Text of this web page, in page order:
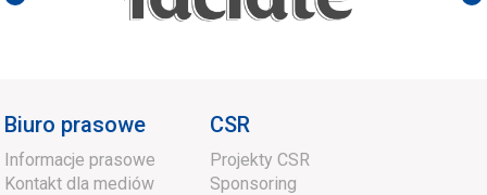
Biuro prasowe
Informacje prasowe
Kontakt dla mediów
CSR
Projekty CSR
Sponsoring